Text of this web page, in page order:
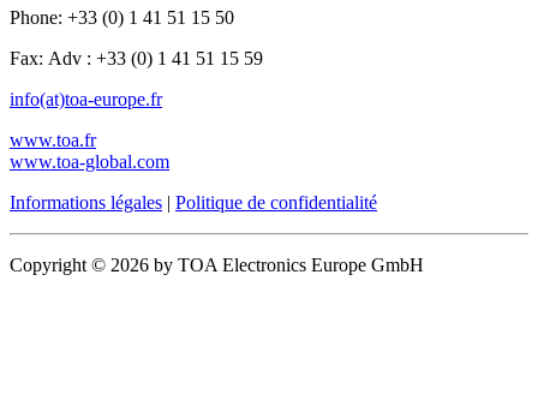
Phone: +33 (0) 1 41 51 15 50
Fax: Adv : +33 (0) 1 41 51 15 59
info(at)toa-europe.fr
www.toa.fr
www.toa-global.com
Informations légales | Politique de confidentialité
Copyright © 2026 by TOA Electronics Europe GmbH